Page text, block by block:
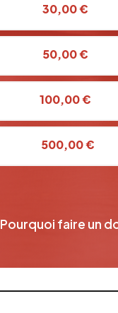
30,00 €
50,00 €
100,00 €
500,00 €
Pourquoi faire un